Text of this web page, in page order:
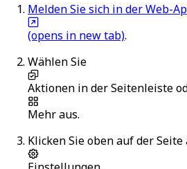
Melden Sie sich in der Web-
(opens in new tab).
Wählen Sie
Aktionen in der Seitenleiste
Mehraus.
Klicken Sie oben auf der Seite